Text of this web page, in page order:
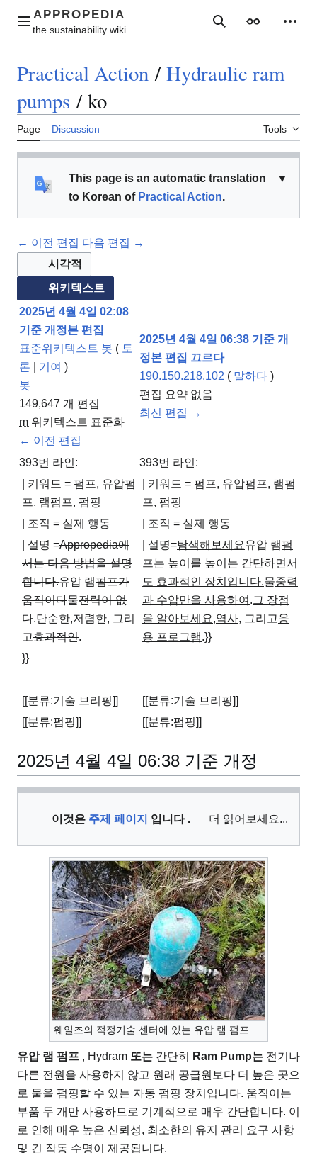
contentMain menu SearchAppearance
Practical Action / Hydraulic ram
pumps / ko
Page Discussion Tools
▼
This page is an automatic translation
to Korean of Practical Action.
← 이전 편집 다음 편집 →
시각적
위키텍스트
2025년 4월 4일 02:08
기준 개정본 편집
표준위키텍스트 봇 ( 토
론
기여 )
봇
149,647 개 편집
m 위키텍스트 표준화
← 이전 편집
2025년 4월 4일 06:38 기준 개
정본 편집 끄르다
190.150.218.102 ( 말하다 )
편집 요약 없음
최신 편집 →
393번 라인:
393번 라인:
| 키워드 = 펌프, 유압펌
프, 램펌프, 펌핑
| 키워드 = 펌프, 유압펌프, 램펌
프, 펌핑
| 조직 = 실제 행동
| 조직 = 실제 행동
| 설명 =Appropedia에
서는 다음 방법을 설명
합니다.유압 램펌프가
움직이다물전력이 없
다.단순한,저렴한, 그리
고효과적인.
| 설명=탐색해보세요유압 램펌
프는 높이를 높이는 간단하면서
도 효과적인 장치입니다.물중력
과 수압만을 사용하여 .그 장점
을 알아보세요,역사, 그리고응
용 프로그램.}}
}}
[[분류:기술 브리핑]]
[[분류:기술 브리핑]]
[[분류:펌핑]]
[[분류:펌핑]]
2025년 4월 4일 06:38 기준 개정
이것은 주제 페이지 입니다 . 더 읽어보세요...
웨일즈의 적정기술 센터에 있는 유압 램 펌프.
유압 램 펌프 , Hydram 또는 간단히 Ram Pump는 전기나
다른 전원을 사용하지 않고 원래 공급원보다 더 높은 곳으
로 물을 펌핑할 수 있는 자동 펌핑 장치입니다. 움직이는
부품 두 개만 사용하므로 기계적으로 매우 간단합니다. 이
로 인해 매우 높은 신뢰성, 최소한의 유지 관리 요구 사항
및 긴 작동 수명이 제공됩니다.